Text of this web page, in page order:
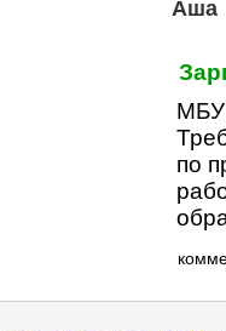
Аша
МБУ
по